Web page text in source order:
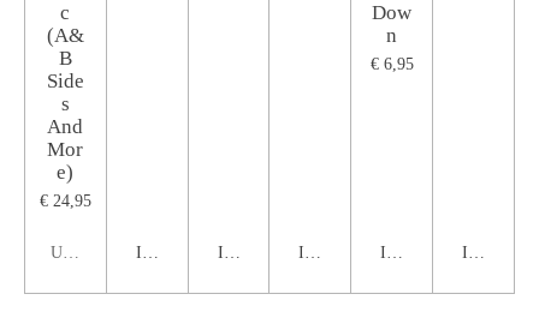
c
(A&
B
Side
s
And
Mor
e)
€ 24,95
Uitverkocht In winkelwagenIn winkelwagenIn winkelwagen
Dow
n
€ 6,95
In winkelwagen
In